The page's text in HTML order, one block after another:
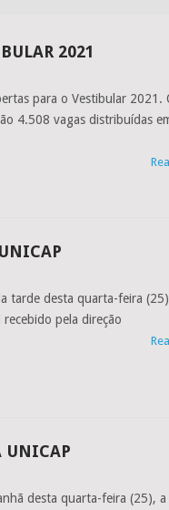
2021
para o Vestibular 2021.
4.508 vagas distribuídas
tarde desta quarta-feira
pela direção
UNICAP
desta quarta-feira (25), a